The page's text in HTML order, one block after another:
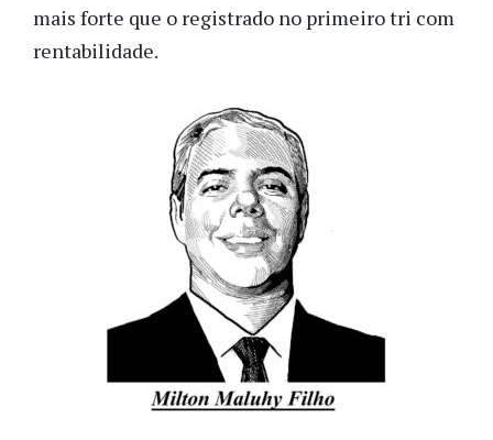
mais forte que o registrado no primeiro tri com
rentabilidade.